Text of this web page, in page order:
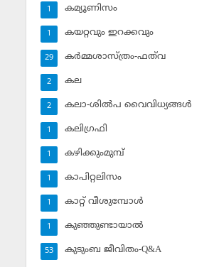
കമ്യൂണിസം
1
കയറ്റവും ഇറക്കവും
1
കര്‍മ്മശാസ്ത്രം-ഫത്‌വ
29
കല
2
കലാ-ശില്‍പ വൈവിധ്യങ്ങള്‍
2
കലിഗ്രഫി
1
കഴിക്കുംമുമ്പ്
1
കാപിറ്റലിസം
1
കാറ്റ് വീശുമ്പോള്‍
1
കുഞ്ഞുണ്ടായാല്‍
1
കുടുംബ ജീവിതം-Q&A
53